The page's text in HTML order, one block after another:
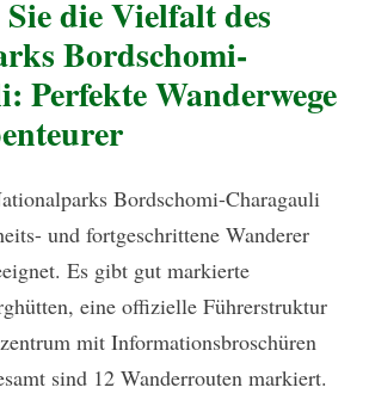
die Vielfalt des
Bordschomi-
Perfekte Wanderwege
Bordschomi-Charagauli
und fortgeschrittene Wanderer
Es gibt gut markierte
eine offizielle Führerstruktur
mit Informationsbroschüren
sind 12 Wanderrouten markiert.